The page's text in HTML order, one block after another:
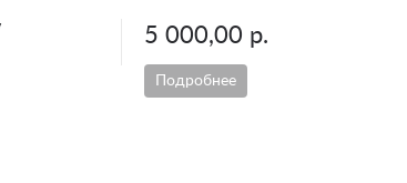
5 000,00 р.
Подробнее